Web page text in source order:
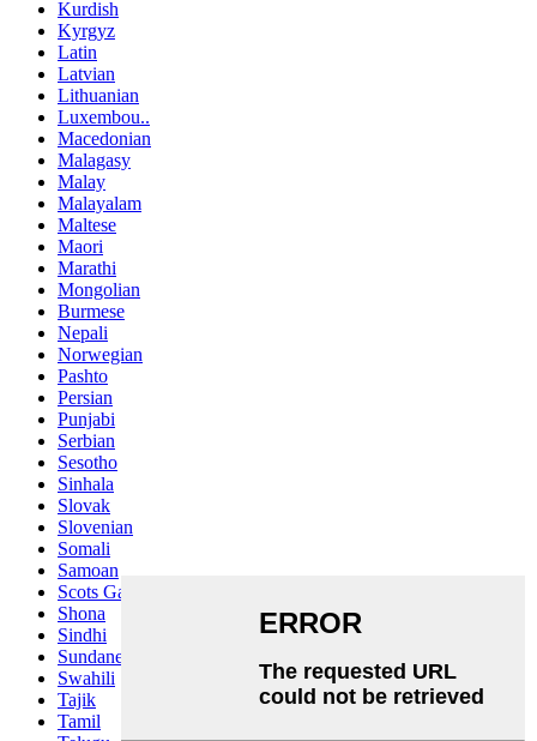
Kurdish
Kyrgyz
Latin
Latvian
Lithuanian
Luxembou..
Macedonian
Malagasy
Malay
Malayalam
Maltese
Maori
Marathi
Mongolian
Burmese
Nepali
Norwegian
Pashto
Persian
Punjabi
Serbian
Sesotho
Sinhala
Slovak
Slovenian
Somali
Samoan
Scots Gaelic
Shona
Sindhi
Sundanese
Swahili
Tajik
Tamil